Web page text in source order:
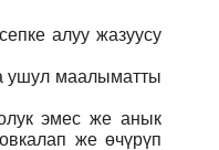
алуу жазуусу
ушул маалыматты
эмес же анык
же өчүрүп